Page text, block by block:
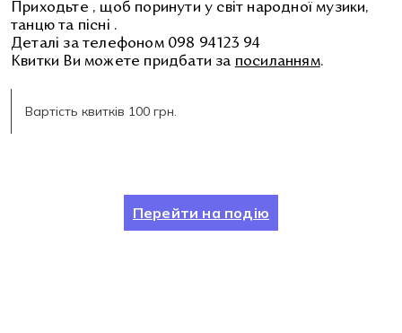
Приходьте , щоб поринути у світ народної музики,
танцю та пісні .
Деталі за телефоном 098 94123 94
Квитки Ви можете придбати за посиланням.
Вартість квитків 100 грн.
Перейти на подію